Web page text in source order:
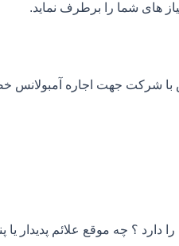
های شما را برطرف نماید.
شرکت جهت اجاره آمبولانس
دارد ؟ چه موقع علائم پدیدار یا